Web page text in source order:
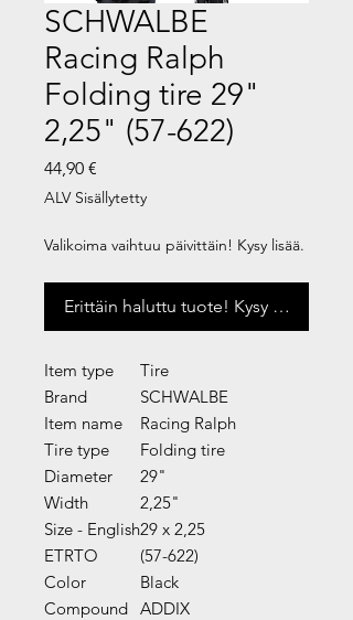
SCHWALBE
Racing Ralph
Folding tire 29"
2,25" (57-622)
44,90 €
ALV Sisällytetty
Valikoima vaihtuu päivittäin! Kysy lisää.
Erittäin haluttu tuote! Kysy saatavuus
Item type
Tire
Brand
SCHWALBE
Item name
Racing Ralph
Tire type
Folding tire
Diameter
29"
Width
2,25"
Size - English29 x 2,25
ETRTO
(57-622)
Color
Black
Compound ADDIX